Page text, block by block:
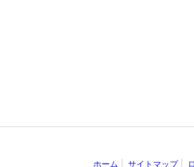
ホーム サイトマップ